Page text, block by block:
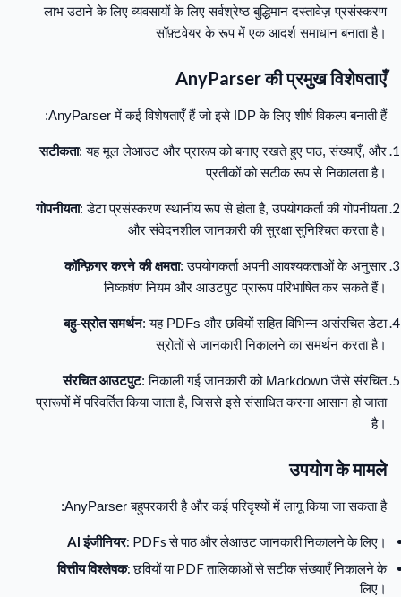
लाभ उठाने के लिए व्यवसायों के लिए सर्वश्रेष्ठ बुद्धिमान दस्तावेज़ प्रसंस्करण
सॉफ़्टवेयर के रूप में एक आदर्श समाधान बनाता है।
AnyParser की प्रमुख विशेषताएँ
AnyParser में कई विशेषताएँ हैं जो इसे IDP के लिए शीर्ष विकल्प बनाती हैं:
सटीकता: यह मूल लेआउट और प्रारूप को बनाए रखते हुए पाठ, संख्याएँ, और
प्रतीकों को सटीक रूप से निकालता है।
गोपनीयता: डेटा प्रसंस्करण स्थानीय रूप से होता है, उपयोगकर्ता की गोपनीयता
और संवेदनशील जानकारी की सुरक्षा सुनिश्चित करता है।
कॉन्फ़िगर करने की क्षमता: उपयोगकर्ता अपनी आवश्यकताओं के अनुसार
निष्कर्षण नियम और आउटपुट प्रारूप परिभाषित कर सकते हैं।
बहु-स्रोत समर्थन: यह PDFs और छवियों सहित विभिन्न असंरचित डेटा
स्रोतों से जानकारी निकालने का समर्थन करता है।
संरचित आउटपुट: निकाली गई जानकारी को Markdown जैसे संरचित
प्रारूपों में परिवर्तित किया जाता है, जिससे इसे संसाधित करना आसान हो जाता
है।
उपयोग के मामले
AnyParser बहुपरकारी है और कई परिदृश्यों में लागू किया जा सकता है:
AI इंजीनियर: PDFs से पाठ और लेआउट जानकारी निकालने के लिए।
वित्तीय विश्लेषक: छवियों या PDF तालिकाओं से सटीक संख्याएँ निकालने के
लिए।